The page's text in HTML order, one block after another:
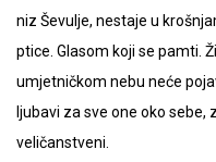
niz Ševulje, nestaje u
ptice. Glasom koji se pamti.
umjetničkom nebu neće
ljubavi za sve one oko
veličanstveni.